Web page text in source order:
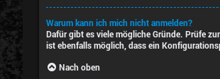
Warum kann ich mich nicht anmelden?
Dafür gibt es viele mögliche Gründe. Prüfe
ist ebenfalls möglich, dass ein
Nach oben